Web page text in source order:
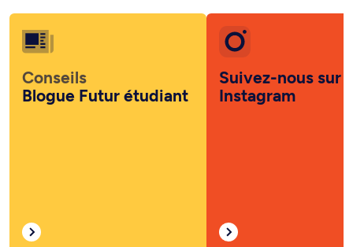
Conseils
Blogue Futur étudiant
Suivez-nous sur
Instagram